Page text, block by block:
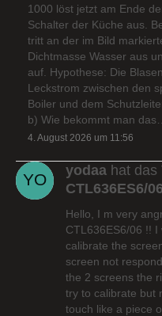
1000 löst jetzt am Ende
Schalter der Küche aus.
tritt an der im Bild
Dichtmasse Wasser aus
auf. Hypothese: Die
Leckstrom zwischen den
Boiler und dem
b) Wie bekommt man das…
4. August 2026 um 11:56
yodaa hat das
CTL636ES6/06
Hello, I m very
CTL636ES6/06 !!
calibrate the
screen not
the 2 screens the
try to calibrate but
touch like a piece